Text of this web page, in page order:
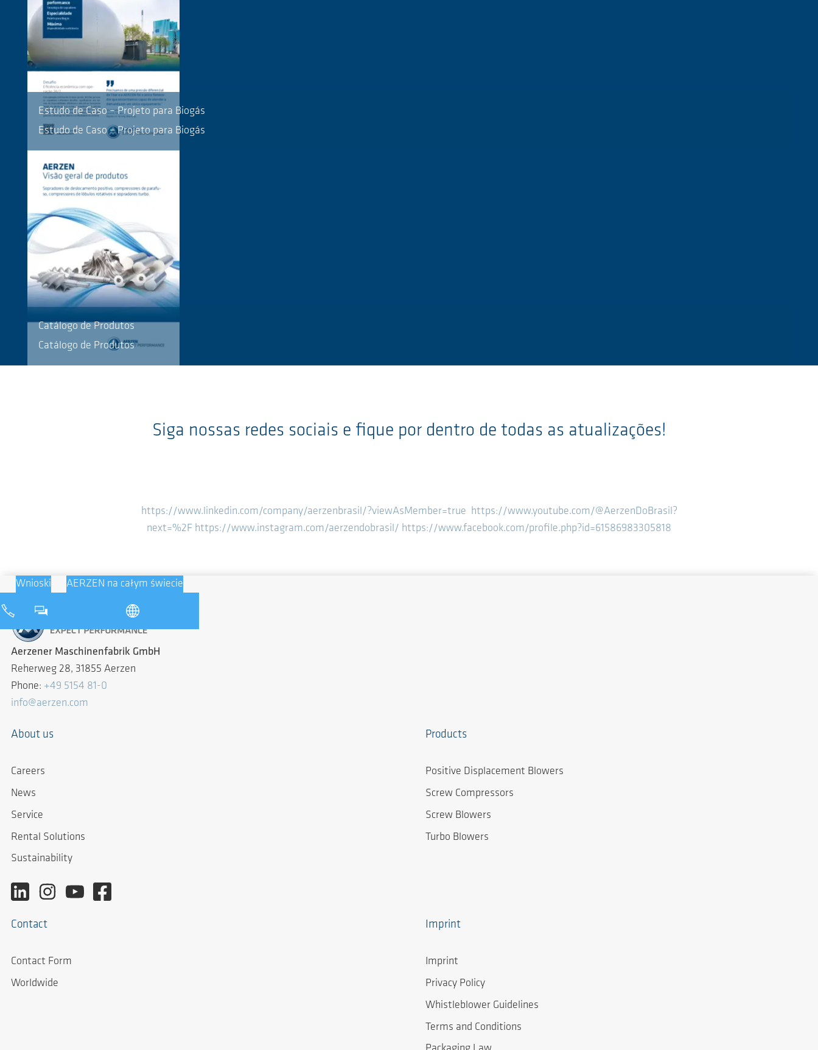
Estudo de Caso – Projeto para Biogás
Estudo de Caso – Projeto para Biogás
Catálogo de Produtos
Catálogo de Produtos
Siga nossas redes sociais e fique por dentro de todas as atualizações!
https://www.linkedin.com/company/aerzenbrasil/?viewAsMember=true https://www.youtube.com/@AerzenDoBrasil?
next=%2F https://www.instagram.com/aerzendobrasil/ https://www.facebook.com/profile.php?id=61586983305818
Wnioski AERZEN na całym świecie
Aerzener Maschinenfabrik GmbH
Reherweg 28, 31855 Aerzen
Phone: +49 5154 81-0
info@aerzen.com
About us
Careers
News
Service
Rental Solutions
Sustainability
Products
Positive Displacement Blowers
Screw Compressors
Screw Blowers
Turbo Blowers
Contact
Contact Form
Worldwide
Imprint
Imprint
Privacy Policy
Whistleblower Guidelines
Terms and Conditions